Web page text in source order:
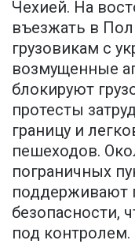
Чехией. На
въезжать в
грузовикам с
возмущенные
блокируют
протесты
границу и
пешеходов.
пограничных
поддерживают
безопасности,
под контролем.